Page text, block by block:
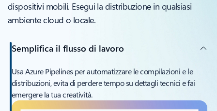
dispositivi mobili. Esegui la distribuzione in qualsiasi
ambiente cloud o locale.
Semplifica il flusso di lavoro
Usa Azure Pipelines per automatizzare le compilazioni e le
distribuzioni, evita di perdere tempo su dettagli tecnici e fai
emergere la tua creatività.